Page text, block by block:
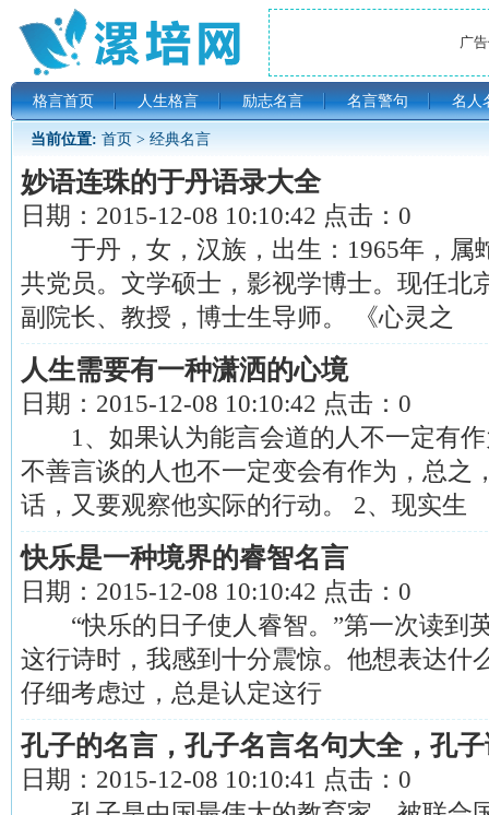
广
格言首页 人生格言 励志名言 名言警句 名人
当前位置: 首页 > 经典名言
妙语连珠的于丹语录大全
日期： 2015-12-08 10:10:42 点击： 0
于丹，女，汉族，出生：1965年，属
共党员。文学硕士，影视学博士。现任北
副院长、教授，博士生导师。 《心灵之
人生需要有一种潇洒的心境
日期： 2015-12-08 10:10:42 点击： 0
1、如果认为能言会道的人不一定有作
不善言谈的人也不一定变会有作为，总之
话，又要观察他实际的行动。 2、现实生
快乐是一种境界的睿智名言
日期： 2015-12-08 10:10:42 点击： 0
“快乐的日子使人睿智。”第一次读到
这行诗时，我感到十分震惊。他想表达什
仔细考虑过，总是认定这行
孔子的名言，孔子名言名句大全，孔
日期： 2015-12-08 10:10:41 点击： 0